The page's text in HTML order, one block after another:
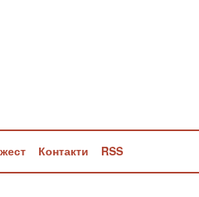
Контакти RSS